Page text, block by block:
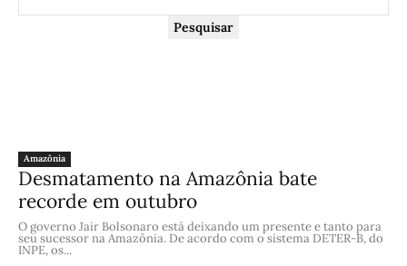
Pesquisar
Amazônia
Desmatamento na Amazônia bate
recorde em outubro
O governo Jair Bolsonaro está deixando um presente e tanto para
seu sucessor na Amazônia. De acordo com o sistema DETER-B, do
INPE, os...